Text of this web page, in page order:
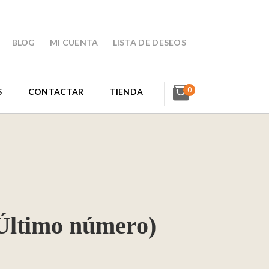
BLOG MI CUENTA LISTA DE DESEOS
CONTACTAR TIENDA 0
número)